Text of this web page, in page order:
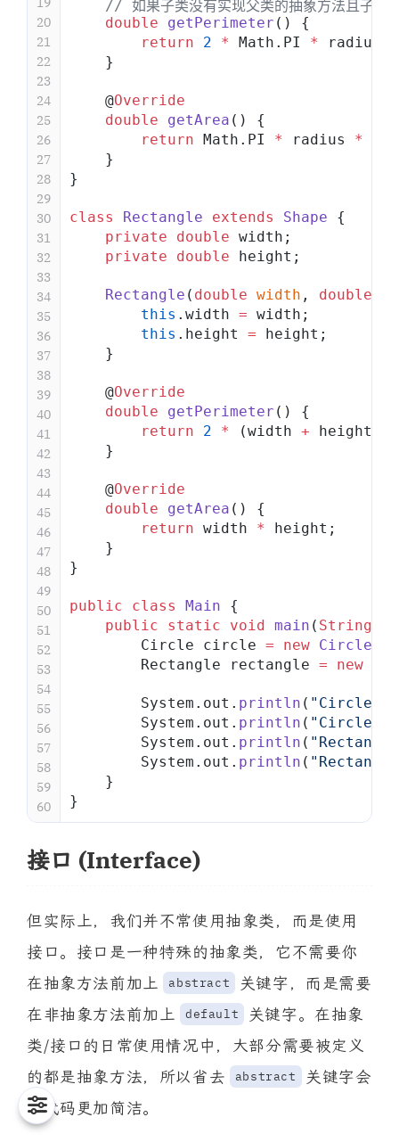
// 如果子类没有实现父类的抽象方法且子类
    double
getPerimeter () {
        return
2 * Math.PI *
radius;
    }
    @
Override
    double
getArea () {
        return
Math.PI * radius *
    }
}
class Rectangle extends Shape {
    private
double width;
    private
double height;
    Rectangle
( double width , double
        this
.width = width;
        this
.height = height;
    }
    @
Override
    double
getPerimeter () {
        return
2 * (width + height);
    }
    @
Override
    double
getArea () {
        return
width *
height;
    }
}
public class Main {
    public
static void main ( String
        Circle circle
= new Circle
        Rectangle rectangle
= new
        System.out.
println ( "Circle
        System.out.
println ( "Circle
        System.out.
println (
        System.out.
println (
    }
}
20
21
22
23
24
25
26
27
28
29
30
31
32
33
34
35
36
37
38
39
40
41
42
43
44
45
46
47
48
49
50
51
52
53
54
55
56
57
58
59
60
接口 (Interface)
但实际上，我们并不常使用抽象类，而是使用
接口。接口是一种特殊的抽象类，它不需要你
在抽象方法前加上
abstract
关键字，而是需要
在非抽象方法前加上
default
关键字。在抽象
类/接口的日常使用情况中，大部分需要被定义
的都是抽象方法，所以省去
abstract
关键字会
使代码更加简洁。